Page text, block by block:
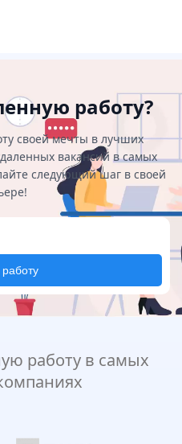
работу?
своей мечты в лучших
вакансий в самых
следующий шаг в своей
работу в самых